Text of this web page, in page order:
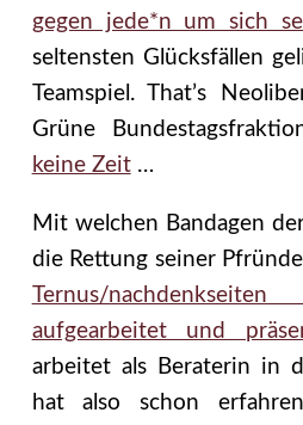
gegen jede*n um sich
seltensten Glücksfällen
Teamspiel. That’s
Grüne
keine Zeit…
Mit welchen Bandagen
die Rettung seiner
Ternus/
aufgearbeitet und
arbeitet als Beraterin in
hat also schon